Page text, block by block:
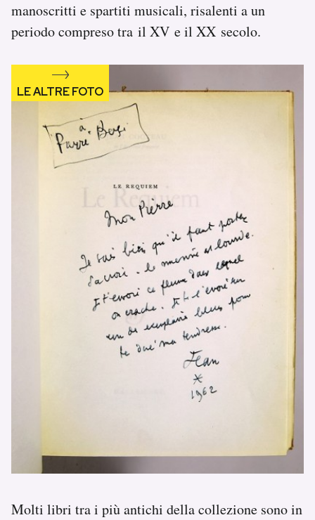
manoscritti e spartiti musicali, risalenti a un
periodo compreso tra il XV e il XX secolo.
Molti libri tra i più antichi della collezione sono in